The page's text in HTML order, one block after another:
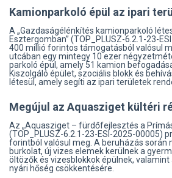
Kamionparkoló épül az ipari
A „Gazdaságélénkítés kamionparkoló
Esztergomban” (TOP_PLUSZ-6.2.1-23-
400 millió forintos támogatásból valósul
utcában egy mintegy 10 ezer
parkoló épül, amely 51 kamion
Kiszolgáló épület, szociális blokk és
létesül, amely segíti az ipari területek
Megújul az Aquasziget kültéri
Az „Aquasziget – fürdőfejlesztés a
(TOP_PLUSZ-6.2.1-23-ESI-2025-00005)
forintból valósul meg. A beruházás során
burkolat, új vizes elemek kerülnek a
öltözők és vizesblokkok épülnek,
nyári hőség csökkentésére.